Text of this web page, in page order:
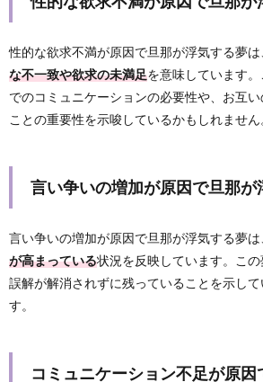
性的な欲求不満が原因で旦那が浮気する夢は
な不一致や欲求の未満足を意味しています
でのコミュニケーションの必要性や、お互
ことの重要性を示唆しているかもしれません
言い争いの増加が原因で旦那が
言い争いの増加が原因で旦那が浮気する夢は
が高まっている状況を反映しています。こ
誤解が解消されずに残っていることを示し
す。
コミュニケーション不足が原